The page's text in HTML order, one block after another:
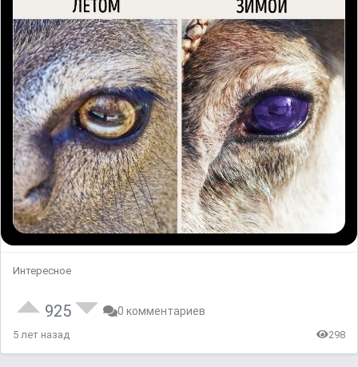
Интересное
925 0 комментариев
5 лет назад 298